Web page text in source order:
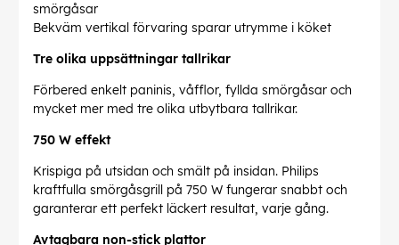
smörgåsar
Bekväm vertikal förvaring sparar utrymme i köket
Tre olika uppsättningar tallrikar
Förbered enkelt paninis, våfflor, fyllda smörgåsar och
mycket mer med tre olika utbytbara tallrikar.
750 W effekt
Krispiga på utsidan och smält på insidan. Philips
kraftfulla smörgåsgrill på 750 W fungerar snabbt och
garanterar ett perfekt läckert resultat, varje gång.
Avtagbara non-stick plattor